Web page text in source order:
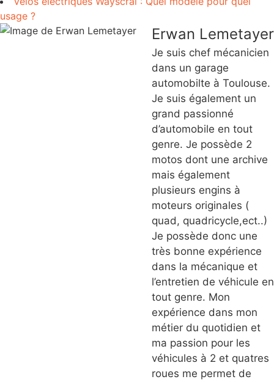
usage ?
Erwan Lemetayer
Je suis chef mécanicien
dans un garage
automobilte à Toulouse.
Je suis également un
grand passionné
d’automobile en tout
genre. Je possède 2
motos dont une archive
mais également
plusieurs engins à
moteurs originales (
quad, quadricycle,ect..)
Je possède donc une
très bonne expérience
dans la mécanique et
l’entretien de véhicule en
tout genre. Mon
expérience dans mon
métier du quotidien et
ma passion pour les
véhicules à 2 et quatres
roues me permet de